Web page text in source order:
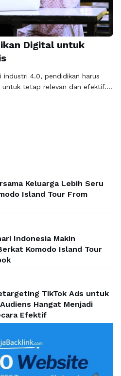
Digital untuk
industri 4.0, pendidikan harus
untuk tetap relevan dan efektif.
mempersiapkan individu
Bisnis Digital. Inisiatif …
Keluarga Lebih Seru
Island Tour From
Indonesia Makin
Komodo Island Tour
TikTok Ads untuk
Hangat Menjadi
Efektif